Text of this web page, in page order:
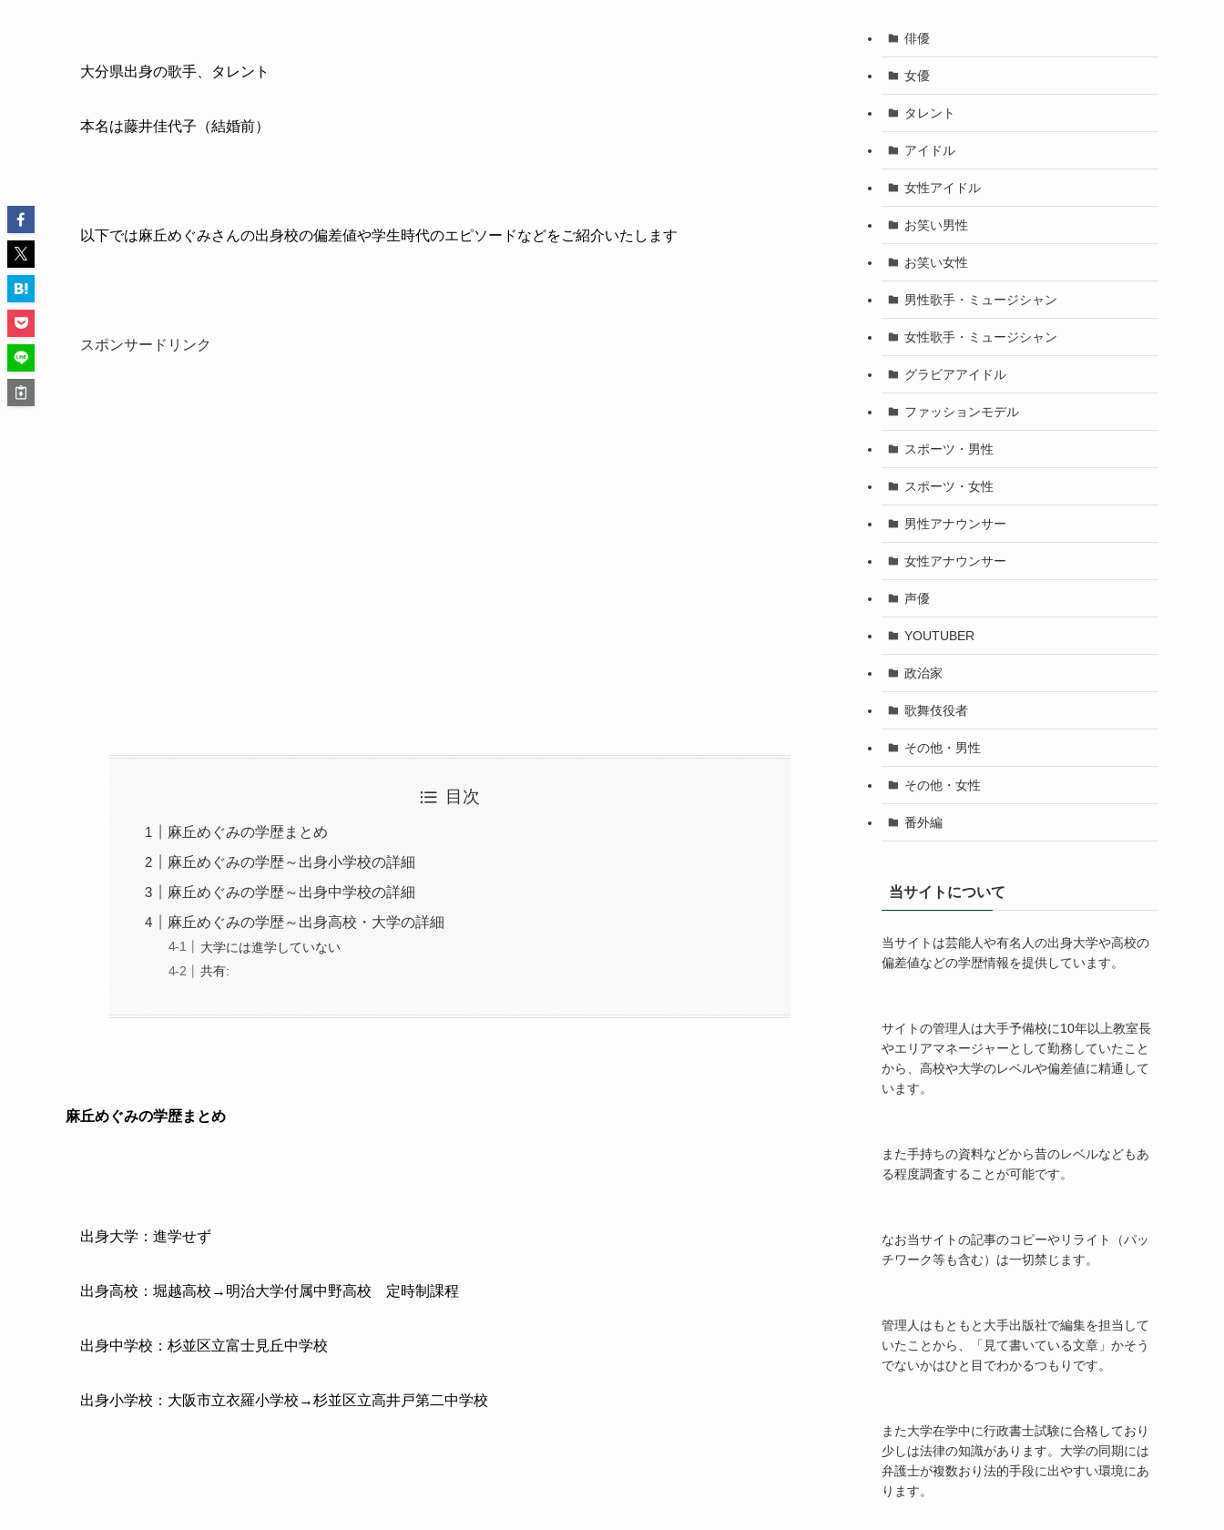
大分県出身の歌手、タレント
本名は藤井佳代子（結婚前）
以下では麻丘めぐみさんの出身校の偏差値や学生時代のエピソードなどをご紹介いたします
スポンサードリンク
目次
麻丘めぐみの学歴まとめ
麻丘めぐみの学歴～出身小学校の詳細
麻丘めぐみの学歴～出身中学校の詳細
麻丘めぐみの学歴～出身高校・大学の詳細
大学には進学していない
共有:
麻丘めぐみの学歴まとめ
出身大学：進学せず
出身高校：堀越高校→明治大学付属中野高校 定時制課程
出身中学校：杉並区立富士見丘中学校
出身小学校：大阪市立衣羅小学校→杉並区立高井戸第二中学校
俳優
女優
タレント
アイドル
女性アイドル
お笑い男性
お笑い女性
男性歌手・ミュージシャン
女性歌手・ミュージシャン
グラビアアイドル
ファッションモデル
スポーツ・男性
スポーツ・女性
男性アナウンサー
女性アナウンサー
声優
YOUTUBER
政治家
歌舞伎役者
その他・男性
その他・女性
番外編
当サイトについて
当サイトは芸能人や有名人の出身大学や高校の
偏差値などの学歴情報を提供しています。
サイトの管理人は大手予備校に10年以上教室長
やエリアマネージャーとして勤務していたこと
から、高校や大学のレベルや偏差値に精通して
います。
また手持ちの資料などから昔のレベルなどもあ
る程度調査することが可能です。
なお当サイトの記事のコピーやリライト（パッ
チワーク等も含む）は一切禁じます。
管理人はもともと大手出版社で編集を担当して
いたことから、「見て書いている文章」かそう
でないかはひと目でわかるつもりです。
また大学在学中に行政書士試験に合格しており
少しは法律の知識があります。大学の同期には
弁護士が複数おり法的手段に出やすい環境にあ
ります。